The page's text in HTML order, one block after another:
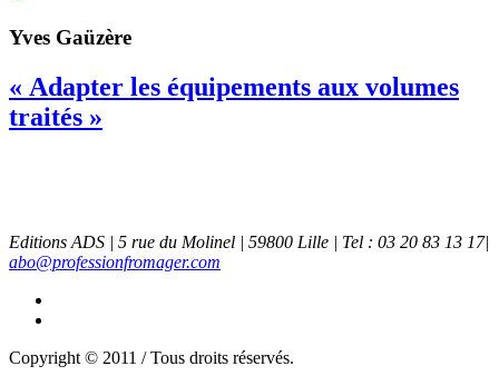
Yves Gaüzère
« Adapter les équipements aux volumes
traités »
Editions ADS | 5 rue du Molinel | 59800 Lille | Tel : 03 20 83 13 17|
abo@professionfromager.com
Copyright © 2011 / Tous droits réservés.